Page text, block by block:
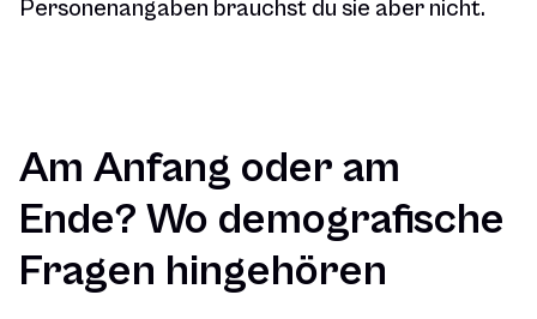
Personenangaben brauchst du sie aber nicht.
Am Anfang oder am
Ende? Wo demografische
Fragen hingehören